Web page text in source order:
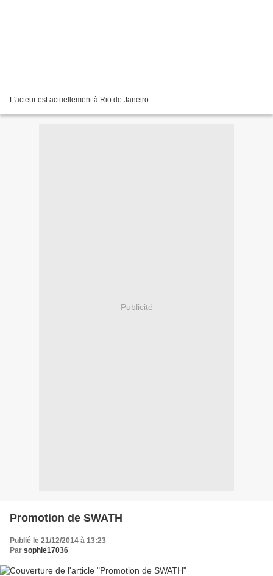
L'acteur est actuellement à Rio de Janeiro.
Publicité
Promotion de SWATH
Publié le 21/12/2014 à 13:23
Par sophie17036